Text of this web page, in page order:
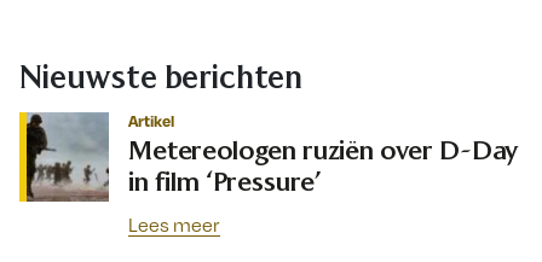
Nieuwste berichten
Artikel
Metereologen ruziën over D-Day
in film ‘Pressure’
Lees meer